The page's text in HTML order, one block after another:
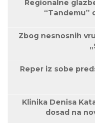
Regionalne
“Tandemu”
Zbog nesnosnih
Reper iz sobe
Klinika Denisa
dosad na